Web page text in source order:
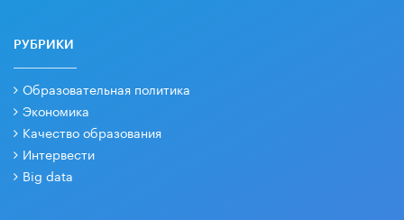
РУБРИКИ
Образовательная политика
Экономика
Качество образования
Интервести
Big data